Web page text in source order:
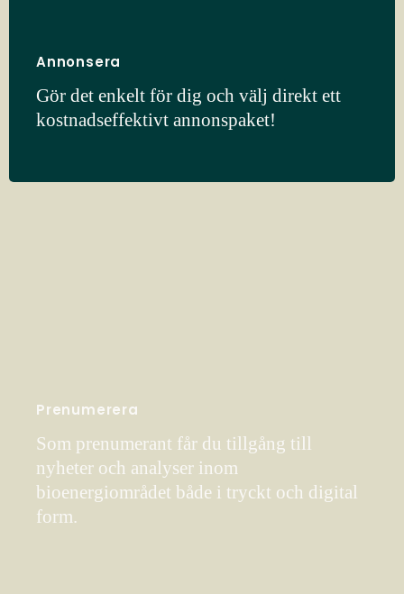
Annonsera
Gör det enkelt för dig och välj direkt ett
kostnadseffektivt annonspaket!
Prenumerera
Som prenumerant får du tillgång till
nyheter och analyser inom
bioenergiområdet både i tryckt och digital
form.